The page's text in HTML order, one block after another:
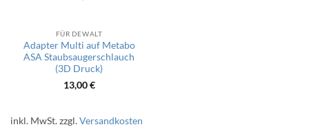
FÜR DEWALT
Adapter Multi auf Metabo
ASA Staubsaugerschlauch
(3D Druck)
13,00€
inkl. MwSt.zzgl.Versandkosten